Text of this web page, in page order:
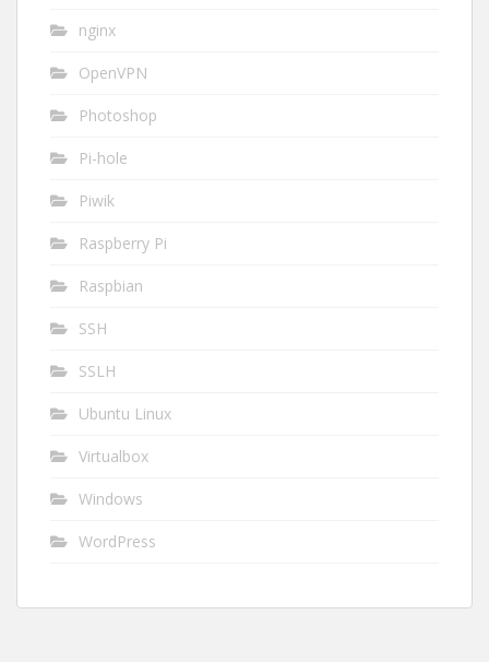
nginx
OpenVPN
Photoshop
Pi-hole
Piwik
Raspberry Pi
Raspbian
SSH
SSLH
Ubuntu Linux
Virtualbox
Windows
WordPress